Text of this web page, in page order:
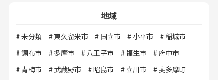
地域
未分類 東久留米市 国立市 小平市
稲城市
調布市
多摩市 八王子市 福生市
府中市
青梅市
武蔵野市 昭島市 立川市
奥多摩町